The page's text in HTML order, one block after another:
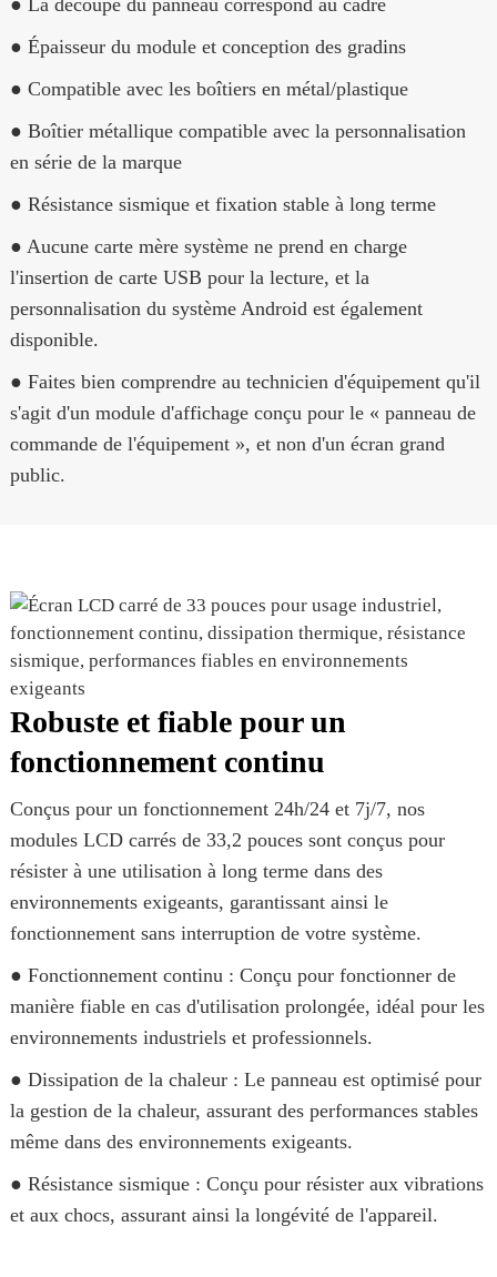
● Épaisseur du module et conception des gradins
● Compatible avec les boîtiers en métal/plastique
● Boîtier métallique compatible avec la personnalisation
en série de la marque
● Résistance sismique et fixation stable à long terme
● Aucune carte mère système ne prend en charge
l'insertion de carte USB pour la lecture, et la
personnalisation du système Android est également
disponible.
● Faites bien comprendre au technicien d'équipement qu'il
s'agit d'un module d'affichage conçu pour le « panneau de
commande de l'équipement », et non d'un écran grand
public.
Robuste et fiable pour un
fonctionnement continu
Conçus pour un fonctionnement 24h/24 et 7j/7, nos
modules LCD carrés de 33,2 pouces sont conçus pour
résister à une utilisation à long terme dans des
environnements exigeants, garantissant ainsi le
fonctionnement sans interruption de votre système.
● Fonctionnement continu : Conçu pour fonctionner de
manière fiable en cas d'utilisation prolongée, idéal pour les
environnements industriels et professionnels.
● Dissipation de la chaleur : Le panneau est optimisé pour
la gestion de la chaleur, assurant des performances stables
même dans des environnements exigeants.
● Résistance sismique : Conçu pour résister aux vibrations
et aux chocs, assurant ainsi la longévité de l'appareil.